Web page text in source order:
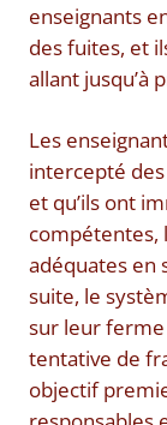
enseignants
des fuites, et
allant jusqu’à
Les
intercepté
et qu’ils ont
compétentes,
adéquates en
suite, le
sur leur ferme
tentative de
objectif